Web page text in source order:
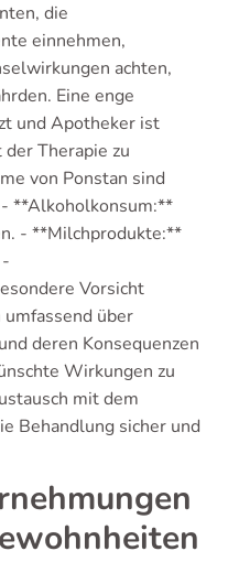
die
einnehmen,
achten,
Eine enge
und Apotheker ist
Therapie zu
von Ponstan sind
**Alkoholkonsum:**
- **Milchprodukte:**
Vorsicht
über
deren Konsequenzen
Wirkungen zu
mit dem
Behandlung sicher und